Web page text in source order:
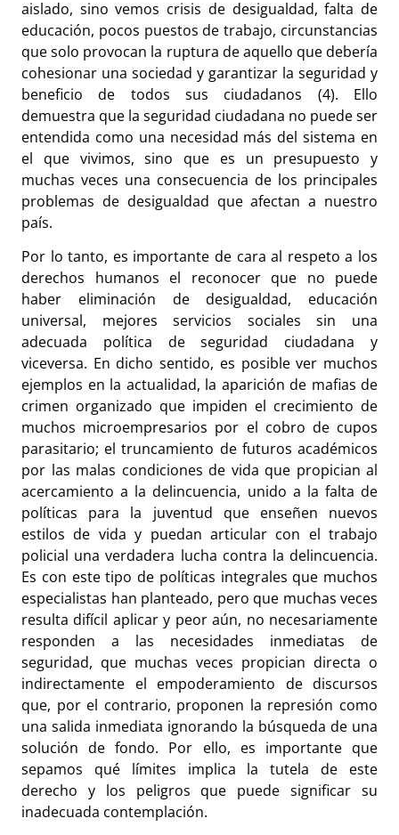
aislado, sino vemos crisis de desigualdad, falta de
educación, pocos puestos de trabajo, circunstancias
que solo provocan la ruptura de aquello que debería
cohesionar una sociedad y garantizar la seguridad y
beneficio de todos sus ciudadanos (4). Ello
demuestra que la seguridad ciudadana no puede ser
entendida como una necesidad más del sistema en
el que vivimos, sino que es un presupuesto y
muchas veces una consecuencia de los principales
problemas de desigualdad que afectan a nuestro
país.
Por lo tanto, es importante de cara al respeto a los
derechos humanos el reconocer que no puede
haber eliminación de desigualdad, educación
universal, mejores servicios sociales sin una
adecuada política de seguridad ciudadana y
viceversa. En dicho sentido, es posible ver muchos
ejemplos en la actualidad, la aparición de mafias de
crimen organizado que impiden el crecimiento de
muchos microempresarios por el cobro de cupos
parasitario; el truncamiento de futuros académicos
por las malas condiciones de vida que propician al
acercamiento a la delincuencia, unido a la falta de
políticas para la juventud que enseñen nuevos
estilos de vida y puedan articular con el trabajo
policial una verdadera lucha contra la delincuencia.
Es con este tipo de políticas integrales que muchos
especialistas han planteado, pero que muchas veces
resulta difícil aplicar y peor aún, no necesariamente
responden a las necesidades inmediatas de
seguridad, que muchas veces propician directa o
indirectamente el empoderamiento de discursos
que, por el contrario, proponen la represión como
una salida inmediata ignorando la búsqueda de una
solución de fondo. Por ello, es importante que
sepamos qué límites implica la tutela de este
derecho y los peligros que puede significar su
inadecuada contemplación.